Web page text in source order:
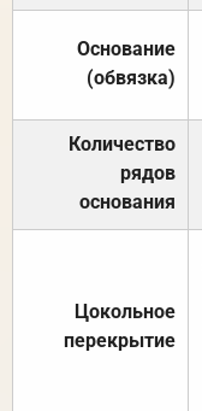
Основание
(обвязка)
Количество
рядов
основания
Цокольное
перекрытие